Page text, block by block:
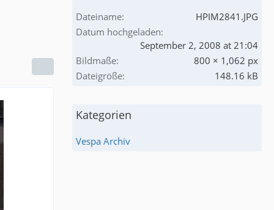
Dateiname
HPIM2841.JPG
Datum hochgeladen
September 2, 2008 at 21:04
Bildmaße
800 × 1,062 px
Dateigröße
148.16 kB
Kategorien
Vespa Archiv